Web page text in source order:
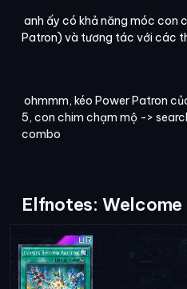
anh ấy có khả năng móc con
Patron) và tương tác với các
ohmmm, kéo Power Patron
5, con chim chạm mộ ->
combo
Elfnotes: